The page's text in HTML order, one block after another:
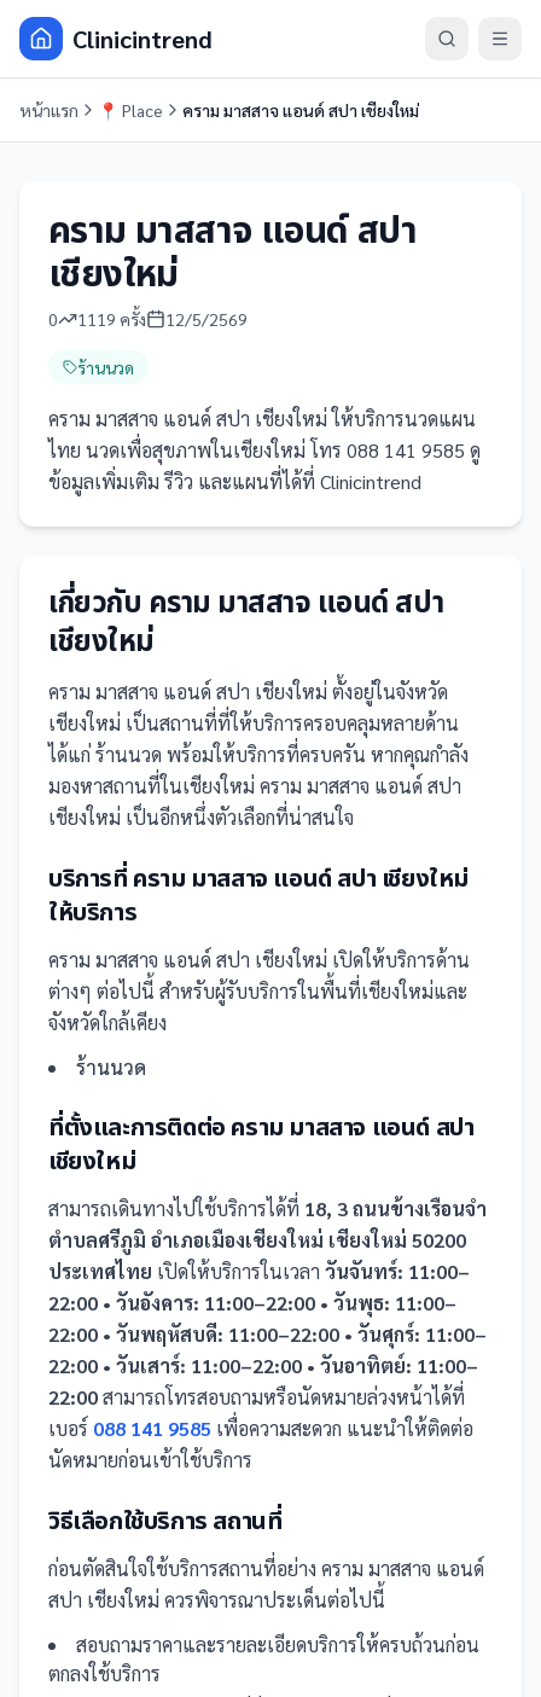
Clinicintrend
หน้าแรก 📍 Place คราม มาสสาจ แอนด์ สปา เชียงใหม่
คราม มาสสาจ แอนด์ สปา
เชียงใหม่
0 1119 ครั้ง 12/5/2569
ร้านนวด
คราม มาสสาจ แอนด์ สปา เชียงใหม่ ให้บริการนวดแผน
ไทย นวดเพื่อสุขภาพในเชียงใหม่ โทร 088 141 9585 ดู
ข้อมูลเพิ่มเติม รีวิว และแผนที่ได้ที่ Clinicintrend
เกี่ยวกับ คราม มาสสาจ แอนด์ สปา
เชียงใหม่
คราม มาสสาจ แอนด์ สปา เชียงใหม่ ตั้งอยู่ในจังหวัด
เชียงใหม่ เป็นสถานที่ที่ให้บริการครอบคลุมหลายด้าน
ได้แก่ ร้านนวด พร้อมให้บริการที่ครบครัน หากคุณกำลัง
มองหาสถานที่ในเชียงใหม่ คราม มาสสาจ แอนด์ สปา
เชียงใหม่ เป็นอีกหนึ่งตัวเลือกที่น่าสนใจ
บริการที่ คราม มาสสาจ แอนด์ สปา เชียงใหม่
ให้บริการ
คราม มาสสาจ แอนด์ สปา เชียงใหม่ เปิดให้บริการด้าน
ต่างๆ ต่อไปนี้ สำหรับผู้รับบริการในพื้นที่เชียงใหม่และ
จังหวัดใกล้เคียง
ร้านนวด
ที่ตั้งและการติดต่อ คราม มาสสาจ แอนด์ สปา
เชียงใหม่
สามารถเดินทางไปใช้บริการได้ที่ 18, 3 ถนนข้างเรือนจำ
ตำบลศรีภูมิ อำเภอเมืองเชียงใหม่ เชียงใหม่ 50200
ประเทศไทย เปิดให้บริการในเวลา วันจันทร์: 11:00–
22:00 • วันอังคาร: 11:00–22:00 • วันพุธ: 11:00–
22:00 • วันพฤหัสบดี: 11:00–22:00 • วันศุกร์: 11:00–
22:00 • วันเสาร์: 11:00–22:00 • วันอาทิตย์: 11:00–
22:00สามารถโทรสอบถามหรือนัดหมายล่วงหน้าได้ที่
เบอร์ 088 141 9585 เพื่อความสะดวก แนะนำให้ติดต่อ
นัดหมายก่อนเข้าใช้บริการ
วิธีเลือกใช้บริการ สถานที่
ก่อนตัดสินใจใช้บริการสถานที่อย่าง คราม มาสสาจ แอนด์
สปา เชียงใหม่ ควรพิจารณาประเด็นต่อไปนี้
สอบถามราคาและรายละเอียดบริการให้ครบถ้วนก่อน
ตกลงใช้บริการ